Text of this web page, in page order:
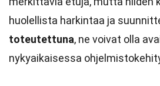
huolellista harkintaa ja
toteutettuna, ne voivat olla
nykyaikaisessa